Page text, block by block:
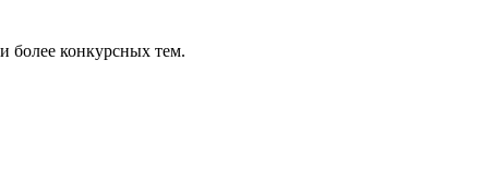
более конкурсных тем.